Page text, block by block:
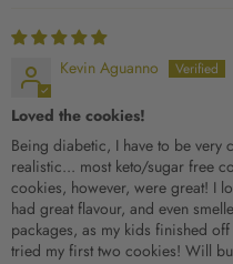
Kevin Aguanno
Loved the cookies!
Being diabetic, I have to be very
realistic... most keto/sugar free
cookies, however, were great! I
had great flavour, and even
packages, as my kids finished
tried my first two cookies! Will